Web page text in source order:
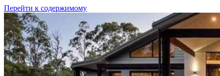
Перейти к содержимому